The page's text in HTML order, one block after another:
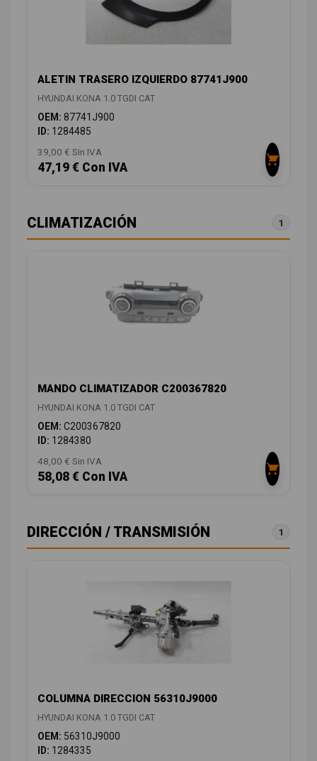
ALETIN TRASERO IZQUIERDO 87741J900
HYUNDAI KONA 1.0 TGDI CAT
OEM: 87741J900
ID: 1284485
39,00 € Sin IVA
47,19 € Con IVA
CLIMATIZACIÓN 1
MANDO CLIMATIZADOR C200367820
HYUNDAI KONA 1.0 TGDI CAT
OEM: C200367820
ID: 1284380
48,00 € Sin IVA
58,08 € Con IVA
DIRECCIÓN / TRANSMISIÓN 1
COLUMNA DIRECCION 56310J9000
HYUNDAI KONA 1.0 TGDI CAT
OEM: 56310J9000
ID: 1284335